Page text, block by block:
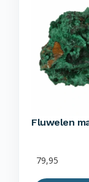
Fluwelen
79,95